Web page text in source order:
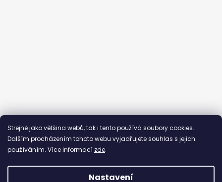
Strejně jako většina webů, tak i tento používá soubory cookies.
Dalším procházením tohoto webu vyjadřujete souhlas s jejich
používáním. Více informací zde.
Nastavení
Sledovat na Instagramu